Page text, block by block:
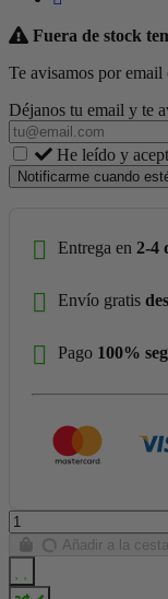
Fuera de stock
Te avisamos por
Déjanos tu email y te
He leído y
Notificarme cuando
Entrega en 2-4
Envío gratis
Pago 100%
Añadir a la cesta